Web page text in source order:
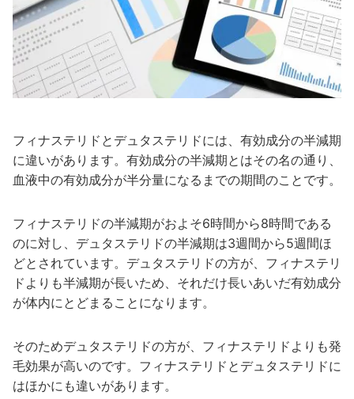
フィナステリドとデュタステリドには、有効成分の半減期
に違いがあります。有効成分の半減期とはその名の通り、
血液中の有効成分が半分量になるまでの期間のことです。
フィナステリドの半減期がおよそ6時間から8時間である
のに対し、デュタステリドの半減期は3週間から5週間ほ
どとされています。デュタステリドの方が、フィナステリ
ドよりも半減期が長いため、それだけ長いあいだ有効成分
が体内にとどまることになります。
そのためデュタステリドの方が、フィナステリドよりも発
毛効果が高いのです。フィナステリドとデュタステリドに
はほかにも違いがあります。